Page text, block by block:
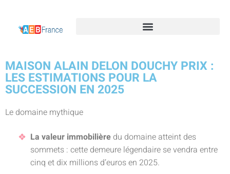
MAISON ALAIN DELON DOUCHY PRIX :
LES ESTIMATIONS POUR LA
SUCCESSION EN 2025
Le domaine mythique
La valeur immobilière du domaine atteint des
sommets : cette demeure légendaire se vendra entre
cinq et dix millions d’euros en 2025.